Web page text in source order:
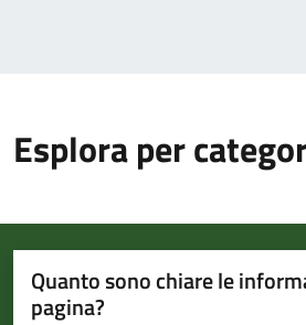
Esplora per
Quanto sono chiare le
pagina?